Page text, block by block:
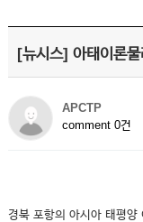
[뉴시스] 아태이론
APCTP
comment 0건
경북 포항의 아시아 태평양